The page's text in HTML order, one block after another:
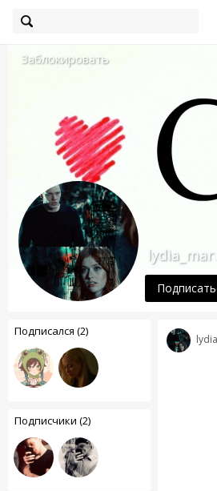
Заблокировать
Подписался (2)
Подписчики (2)